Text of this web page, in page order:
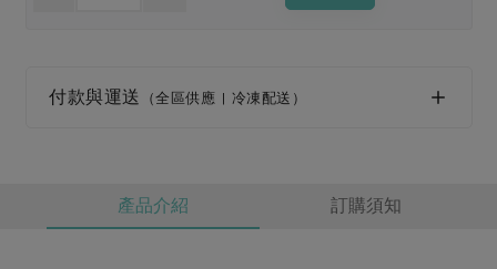
付款與運送 （全區供應 | 冷凍配送）
產品介紹 訂購須知